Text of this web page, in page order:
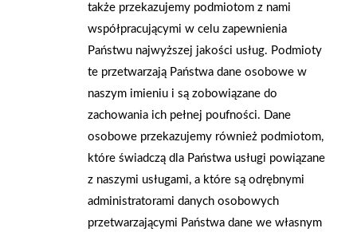
działań Grupy PSB Handel S.A. na rzecz lokalnych społeczności
oraz wsparcia inicjatyw budujących poczucie bezpieczeństwa
AKTUALNOŚCI
także przekazujemy podmiotom z nami
współpracującymi w celu zapewnienia
Państwu najwyższej jakości usług. Podmioty
te przetwarzają Państwa dane osobowe w
naszym imieniu i są zobowiązane do
zachowania ich pełnej poufności. Dane
osobowe przekazujemy również podmiotom,
które świadczą dla Państwa usługi powiązane
z naszymi usługami, a które są odrębnymi
administratorami danych osobowych
przetwarzającymi Państwa dane we własnym